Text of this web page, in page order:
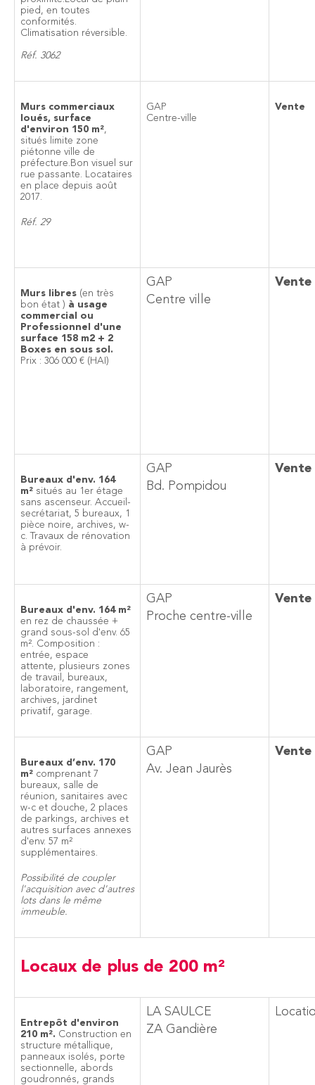
pied, en toutes
conformités.
Climatisation réversible.
Réf. 3062
Murs commerciaux
loués, surface
d'environ 150 m²,
situés limite zone
piétonne ville de
préfecture.Bon visuel sur
rue passante. Locataires
en place depuis août
2017.
Réf. 29
GAP
Centre-ville
Vente
Murs libres (en très
bon état ) à usage
commercial ou
Professionnel d'une
surface 158 m2 + 2
Boxes en sous sol.
Prix : 306 000 € (HAI)
GAP
Centre ville
Vente
Bureaux d'env. 164
m² situés au 1er étage
sans ascenseur. Accueil-
secrétariat, 5 bureaux, 1
pièce noire, archives, w-
c. Travaux de rénovation
à prévoir.
GAP
Bd. Pompidou
Vente
Bureaux d'env. 164 m²
en rez de chaussée +
grand sous-sol d'env. 65
m². Composition :
entrée, espace
attente, plusieurs zones
de travail, bureaux,
laboratoire, rangement,
archives, jardinet
privatif, garage.
GAP
Proche centre-ville
Vente
Bureaux d’env. 170
m² comprenant 7
bureaux, salle de
réunion, sanitaires avec
w-c et douche, 2 places
de parkings, archives et
autres surfaces annexes
d'env. 57 m²
supplémentaires.
Possibilité de coupler
l'acquisition avec d'autres
lots dans le même
immeuble.
GAP
Av. Jean Jaurès
Vente
Locaux de plus de 200 m²
Entrepôt d'environ
210 m². Construction en
structure métallique,
panneaux isolés, porte
sectionnelle, abords
goudronnés, grands
LA SAULCE
ZA Gandière